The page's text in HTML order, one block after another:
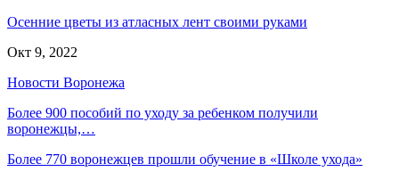
Осенние цветы из атласных лент своими руками
Окт 9, 2022
Новости Воронежа
Более 900 пособий по уходу за ребенком получили
воронежцы,…
Более 770 воронежцев прошли обучение в «Школе ухода»